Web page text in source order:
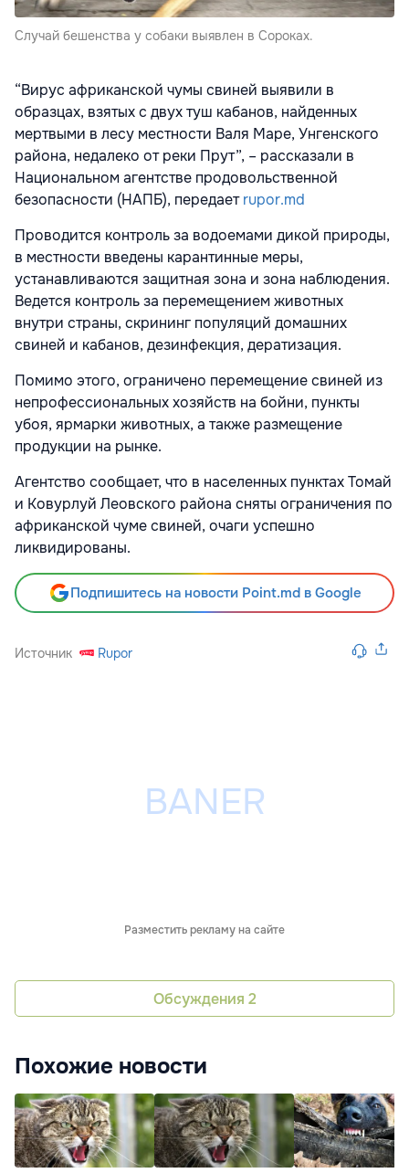
Случай бешенства у собаки выявлен в Сороках.
“Вирус африканской чумы свиней выявили в
образцах, взятых с двух туш кабанов, найденных
мертвыми в лесу местности Валя Маре, Унгенского
района, недалеко от реки Прут”, – рассказали в
Национальном агентстве продовольственной
безопасности (НАПБ), передаетrupor.md
Проводится контроль за водоемами дикой природы,
в местности введены карантинные меры,
устанавливаются защитная зона и зона наблюдения.
Ведется контроль за перемещением животных
внутри страны, скрининг популяций домашних
свиней и кабанов, дезинфекция, дератизация.
Помимо этого, ограничено перемещение свиней из
непрофессиональных хозяйств на бойни, пункты
убоя, ярмарки животных, а также размещение
продукции на рынке.
Агентство сообщает, что в населенных пунктах Томай
и Ковурлуй Леовского района сняты ограничения по
африканской чуме свиней, очаги успешно
ликвидированы.
Подпишитесь на новости Point.md в Google
Источник Rupor
Разместить рекламу на сайте
Обсуждения 2
Похожие новости